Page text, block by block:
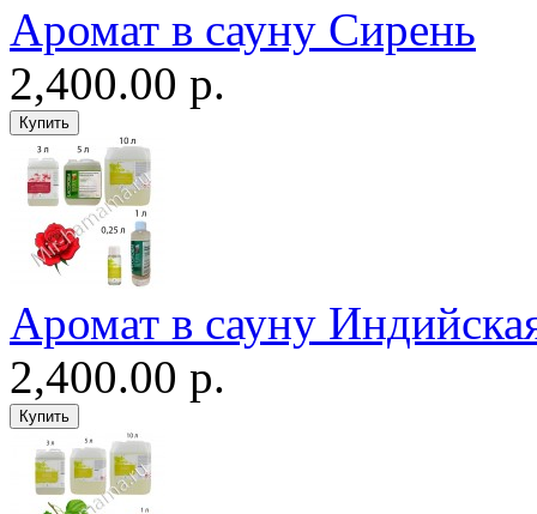
Аромат в сауну Сирень
2,400.00 р.
Аромат в сауну
2,400.00 р.